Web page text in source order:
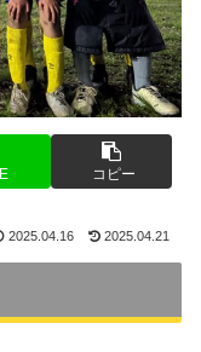
コピー
2025.04.16 2025.04.21